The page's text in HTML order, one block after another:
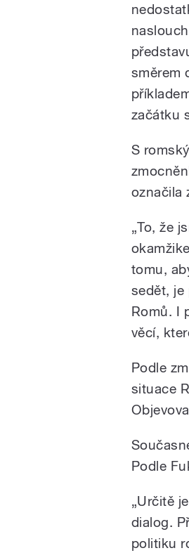
směrem
začátku
S
označila
„To, že
tomu,
sedět, je
Romů. I
věcí,
Podle
situace
Podle
„Určitě
dialog.
politiku